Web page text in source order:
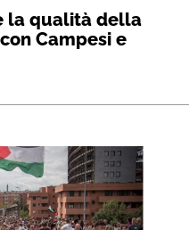
la qualità della
Campesi e